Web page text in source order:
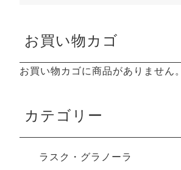
お買い物カゴ
お買い物カゴに商品がありません。
カテゴリー
ラスク・グラノーラ